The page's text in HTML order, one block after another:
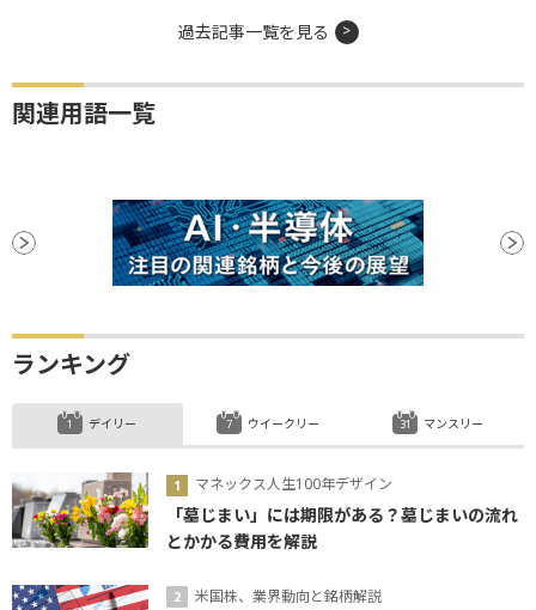
過去記事一覧を見る
関連用語一覧
ランキング
デイリー
マネックス人生100年デザイン
「墓じまい」には期限がある？墓じまいの流れ
とかかる費用を解説
米国株、業界動向と銘柄解説
ウイークリー マンスリー